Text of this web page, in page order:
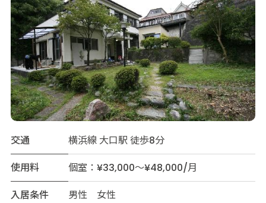
交通
横浜線 大口駅 徒歩8分
使用料
個室：¥33,000～¥48,000/月
入居条件
男性 女性